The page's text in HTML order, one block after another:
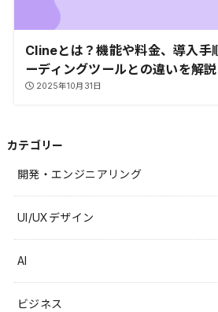
Clineとは？機能や料金、導入手
ーディングツールとの違いを解説
2025年10月31日
カテゴリー
開発・エンジニアリング
UI/UXデザイン
AI
ビジネス